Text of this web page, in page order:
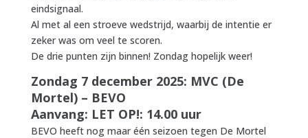
eindsignaal.
Al met al een stroeve wedstrijd, waarbij de intentie er
zeker was om veel te scoren.
De drie punten zijn binnen! Zondag hopelijk weer!
Zondag 7 december 2025: MVC (De
Mortel) – BEVO
Aanvang: LET OP!: 14.00 uur
BEVO heeft nog maar één seizoen tegen De Mortel